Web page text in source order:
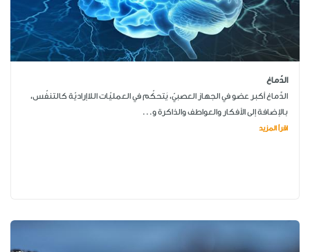
الدّماغ
الدِّماغ أكبر عضو في الجهاز العصبيّ، يَتحكّم في العمليّات اللاإراديّة كالتنفّس،
بالإضافة إلى الأفكار والعواطف والذاكرة و...
اقرأ المزيد